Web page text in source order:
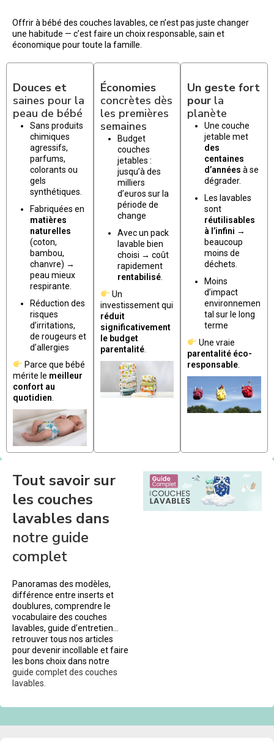
Offrir à bébé des couches lavables, ce n’est pas juste changer
une habitude — c’est faire un choix responsable, sain et
économique pour toute la famille.
Douces et
saines pour la
peau de bébé
Sans produits
chimiques
agressifs,
parfums,
colorants ou
gels
synthétiques.
Fabriquées en
matières
naturelles
(coton,
bambou,
chanvre) →
peau mieux
respirante.
Réduction des
risques
d’irritations,
de rougeurs et
d’allergies
Parce que bébé
mérite le meilleur
confort au
quotidien
Économies
concrètes dès
les premières
semaines
Budget
couches
jetables :
jusqu’à des
milliers
d’euros sur la
période de
change
Avec un pack
lavable bien
choisi → coût
rapidement
rentabilisé.
Un
investissement qui
réduit
significativement
le budget
parentalité.
Un geste fort
pour la
planète
Une couche
jetable met
des
centaines
d’années à se
dégrader.
Les lavables
sont
réutilisables
à l’infini →
beaucoup
moins de
déchets.
Moins
d’impact
environnemen
tal sur le long
terme
Une vraie
parentalité éco-
responsable
Tout savoir sur
les couches
lavables dans
notre guide
complet
Panoramas des modèles,
différence entre inserts et
doublures, comprendre le
vocabulaire des couches
lavables, guide d’entretien…
retrouver tous nos articles
pour devenir incollable et faire
les bons choix dans notre
guide complet des couches
lavables.